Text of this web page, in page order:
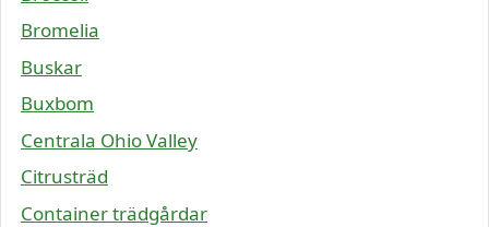
Bromelia
Buskar
Buxbom
Centrala Ohio Valley
Citrusträd
Container trädgårdar